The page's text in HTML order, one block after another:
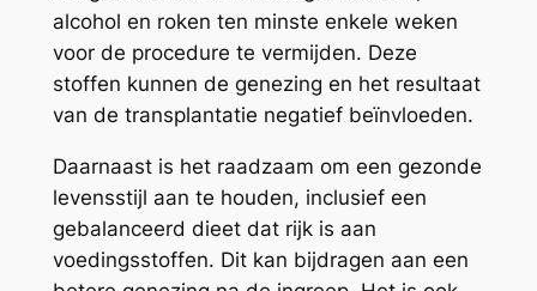
alcohol en roken ten minste enkele weken
voor de procedure te vermijden. Deze
stoffen kunnen de genezing en het resultaat
van de transplantatie negatief beïnvloeden.
Daarnaast is het raadzaam om een gezonde
levensstijl aan te houden, inclusief een
gebalanceerd dieet dat rijk is aan
voedingsstoffen. Dit kan bijdragen aan een